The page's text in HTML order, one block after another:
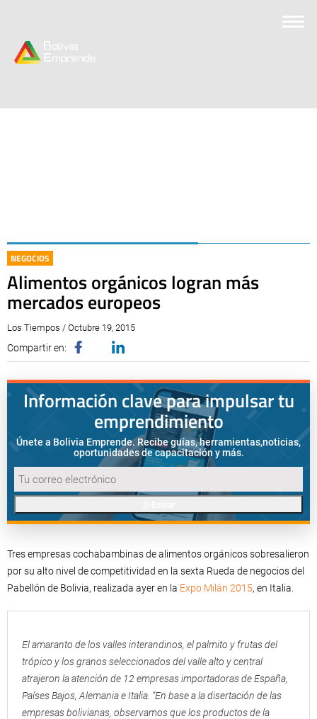
NEGOCIOS
Alimentos orgánicos logran más
mercados europeos
Los Tiempos / Octubre 19, 2015
Compartir en:
Información clave para impulsar tu
emprendimiento
Únete a Bolivia Emprende. Recibe guías, herramientas,noticias,
oportunidades de capacitación y más.
Tres empresas cochabambinas de alimentos orgánicos sobresalieron
por su alto nivel de competitividad en la sexta Rueda de negocios del
Pabellón de Bolivia, realizada ayer en la Expo Milán 2015, en Italia.
El amaranto de los valles interandinos, el palmito y frutas del
trópico y los granos seleccionados del valle alto y central
atrajeron la atención de 12 empresas importadoras de España,
Países Bajos, Alemania e Italia. “En base a la disertación de las
empresas bolivianas, observamos que los productos de la